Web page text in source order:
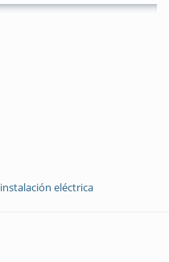
instalación eléctrica